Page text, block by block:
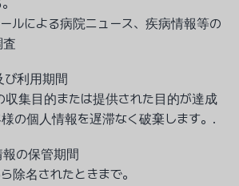
ルによる病院ニュース、疾病情報等の
査
び利用期間
収集目的または提供された目的が達成
の個人情報を遅滞なく破棄します。.
の保管期間
除名されたときまで。